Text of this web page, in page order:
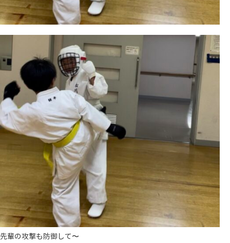
先輩の攻撃も防御して〜